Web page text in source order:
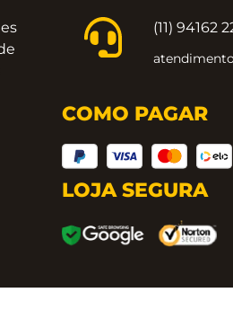
(11) 94162
COMO PAGAR
LOJA SEGURA